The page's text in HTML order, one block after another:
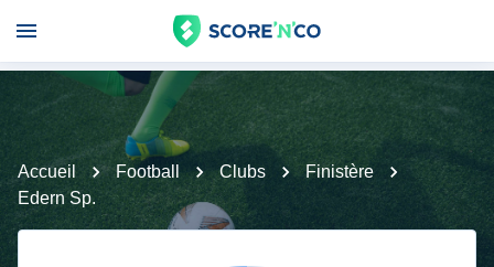
Accueil Football Clubs
Finistère
Edern Sp.